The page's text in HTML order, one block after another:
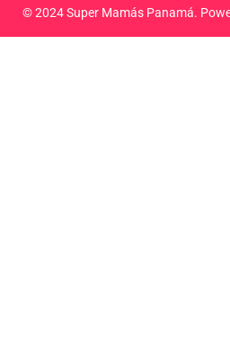
© 2024 Super Mamás Panamá.